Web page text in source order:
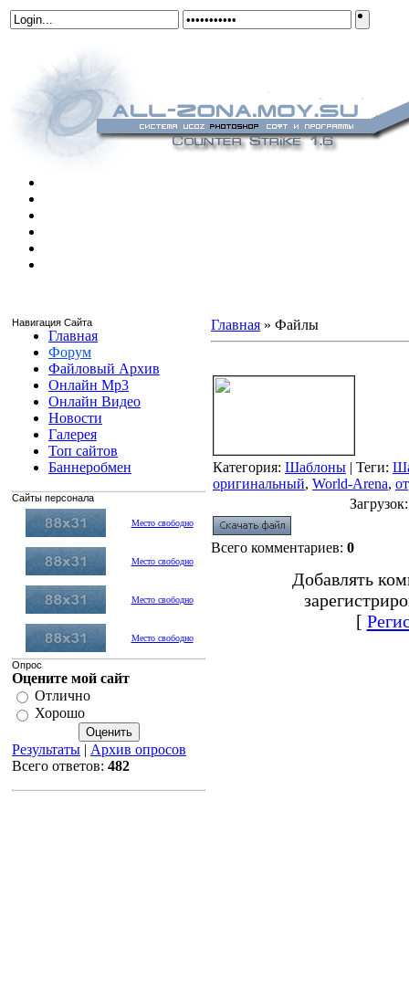
Навигация Сайта
Главная
Форум
Файловый Архив
Онлайн Mp3
Онлайн Видео
Новости
Галерея
Топ сайтов
Баннеробмен
Сайты персонала
Место свободно
Место свободно
Место свободно
Место свободно
Опрос
Оцените мой сайт
Отлично
Хорошо
Результаты | Архив опросов
Всего ответов: 482
Главная » Файлы
Категория: Шаблоны | Теги:
оригинальный, World-Arena, от
Загрузок
Всего комментариев: 0
Добавлять
[